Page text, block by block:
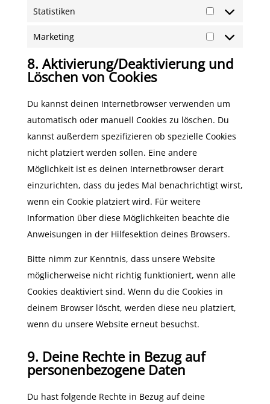
Statistiken
Statistiken
Marketing
Marketing
8. Aktivierung/Deaktivierung und
Löschen von Cookies
Du kannst deinen Internetbrowser verwenden um
automatisch oder manuell Cookies zu löschen. Du
kannst außerdem spezifizieren ob spezielle Cookies
nicht platziert werden sollen. Eine andere
Möglichkeit ist es deinen Internetbrowser derart
einzurichten, dass du jedes Mal benachrichtigt wirst,
wenn ein Cookie platziert wird. Für weitere
Information über diese Möglichkeiten beachte die
Anweisungen in der Hilfesektion deines Browsers.
Bitte nimm zur Kenntnis, dass unsere Website
möglicherweise nicht richtig funktioniert, wenn alle
Cookies deaktiviert sind. Wenn du die Cookies in
deinem Browser löscht, werden diese neu platziert,
wenn du unsere Website erneut besuchst.
9. Deine Rechte in Bezug auf
personenbezogene Daten
Du hast folgende Rechte in Bezug auf deine